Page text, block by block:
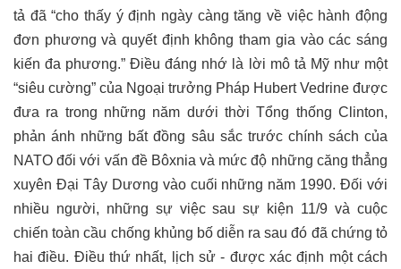
tả đã “cho thấy ý định ngày càng tăng về việc hành động
đơn phương và quyết định không tham gia vào các sáng
kiến đa phương.” Điều đáng nhớ là lời mô tả Mỹ như một
“siêu cường” của Ngoại trưởng Pháp Hubert Vedrine được
đưa ra trong những năm dưới thời Tổng thống Clinton,
phản ánh những bất đồng sâu sắc trước chính sách của
NATO đối với vấn đề Bôxnia và mức độ những căng thẳng
xuyên Đại Tây Dương vào cuối những năm 1990. Đối với
nhiều người, những sự việc sau sự kiện 11/9 và cuộc
chiến toàn cầu chống khủng bố diễn ra sau đó đã chứng tỏ
hai điều. Điều thứ nhất, lịch sử - được xác định một cách